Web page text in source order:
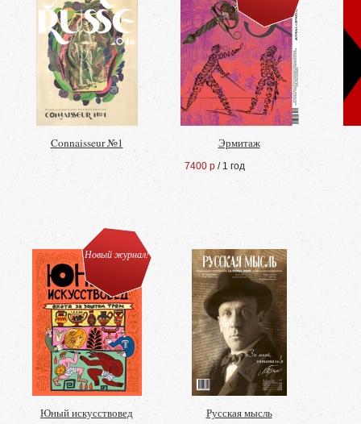
Connaisseur №1 Эрмитаж
7400 р / 1 год
Новый журнал!
Юный искусствовед Русская мысль